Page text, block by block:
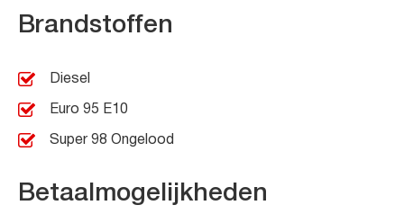
Brandstoffen
Diesel
Euro 95 E10
Super 98 Ongelood
Betaalmogelijkheden